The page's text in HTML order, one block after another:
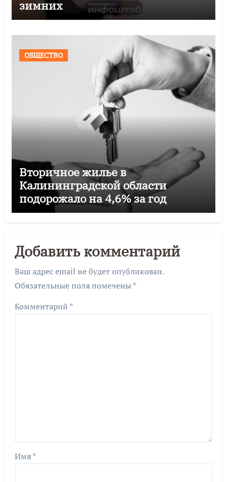
зимних
ОБЩЕСТВО
Вторичное жилье в
Калининградской области
подорожало на 4,6% за год
Добавить комментарий
Ваш адрес email не будет опубликован.
Обязательные поля помечены *
Комментарий *
Имя*